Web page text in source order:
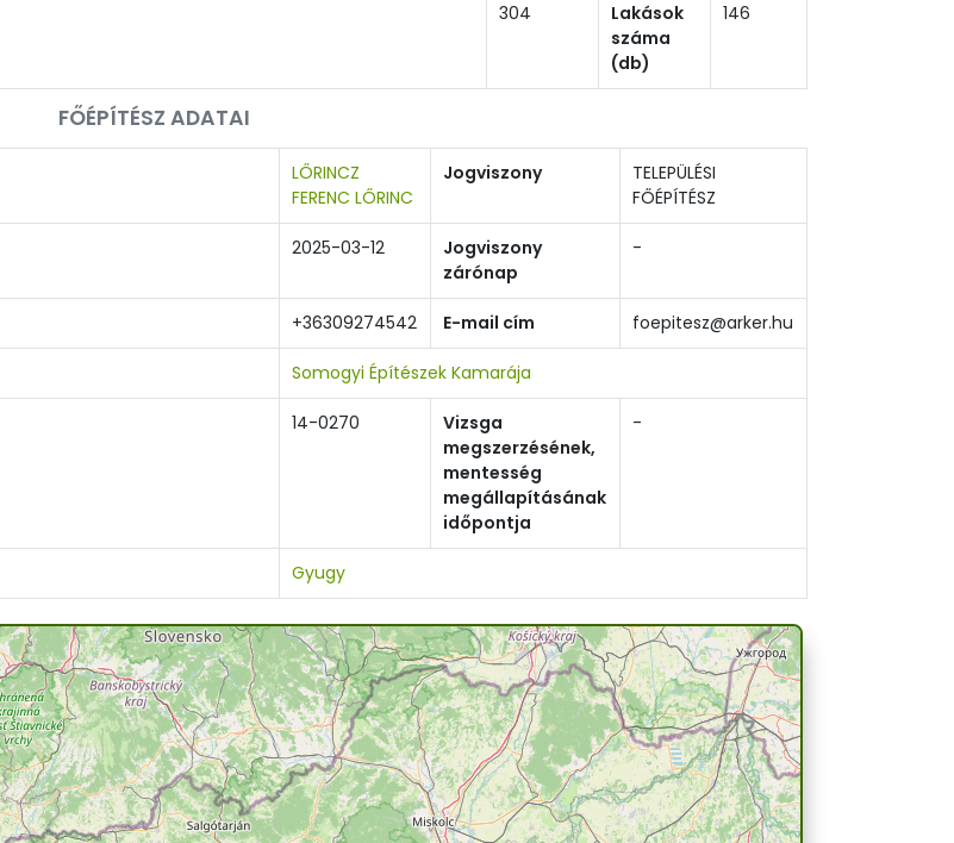
304
Lakások
száma
(db)
146
FŐÉPÍTÉSZ ADATAI
LŐRINCZ
FERENC LŐRINC
Jogviszony
TELEPÜLÉSI
FŐÉPÍTÉSZ
2025-03-12
Jogviszony
zárónap
-
+36309274542 E-mail cím foepitesz@arker.hu
Somogyi Építészek Kamarája
14-0270
Vizsga
megszerzésének,
mentesség
megállapításának
időpontja
-
Gyugy